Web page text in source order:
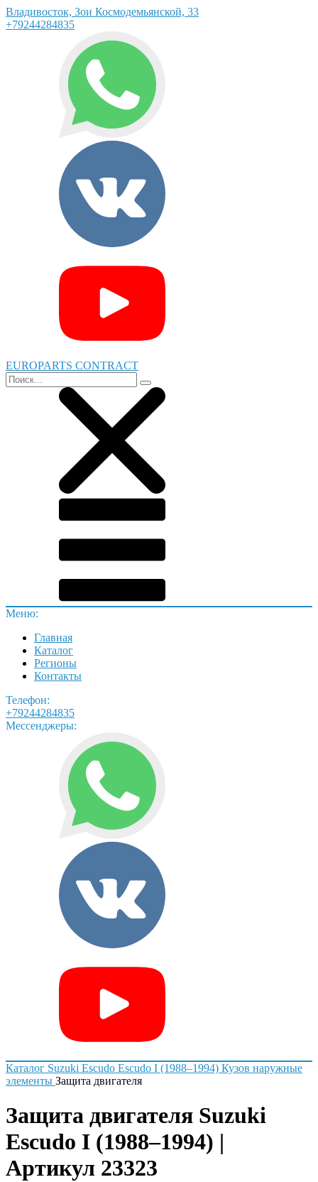
Владивосток, Зои Космодемьянской, 33
+79244284835
EUROPARTS CONTRACT
Меню:
Главная
Каталог
Регионы
Контакты
Телефон:
+79244284835
Мессенджеры:
Каталог Suzuki Escudo Escudo I (1988–1994) Кузов наружные
элементы Защита двигателя
Защита двигателя Suzuki
Escudo I (1988–1994) |
Артикул 23323